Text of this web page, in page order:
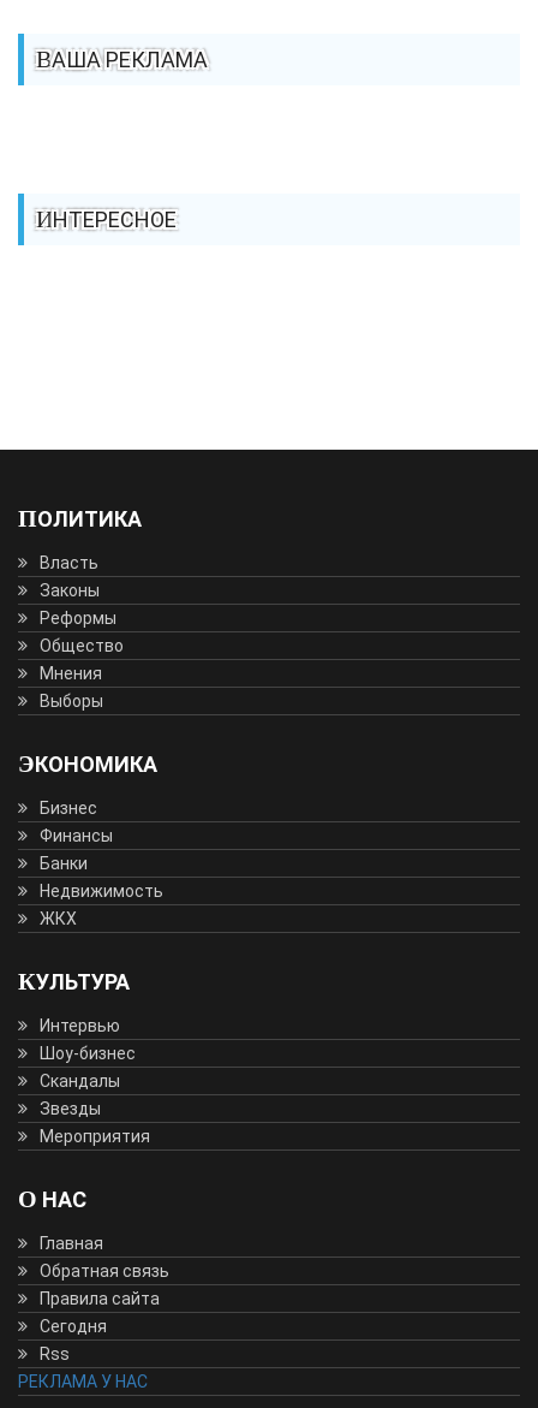
ВАША РЕКЛАМА
ИНТЕРЕСНОЕ
ПОЛИТИКА
Власть
Законы
Реформы
Общество
Мнения
Выборы
ЭКОНОМИКА
Бизнес
Финансы
Банки
Недвижимость
ЖКХ
КУЛЬТУРА
Интервью
Шоу-бизнес
Скандалы
Звезды
Мероприятия
О НАС
Главная
Обратная связь
Правила сайта
Сегодня
Rss
РЕКЛАМА У НАС